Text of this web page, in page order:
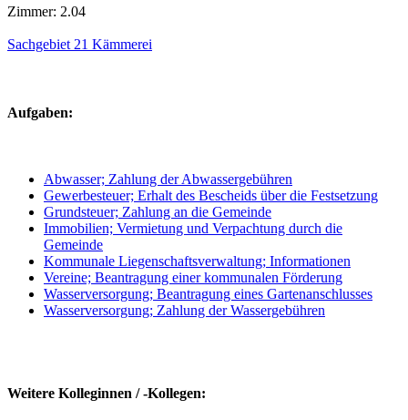
Zimmer: 2.04
Sachgebiet 21 Kämmerei
Aufgaben:
Abwasser; Zahlung der Abwassergebühren
Gewerbesteuer; Erhalt des Bescheids über die Festsetzung
Grundsteuer; Zahlung an die Gemeinde
Immobilien; Vermietung und Verpachtung durch die
Gemeinde
Kommunale Liegenschaftsverwaltung; Informationen
Vereine; Beantragung einer kommunalen Förderung
Wasserversorgung; Beantragung eines Gartenanschlusses
Wasserversorgung; Zahlung der Wassergebühren
Weitere Kolleginnen / -Kollegen: